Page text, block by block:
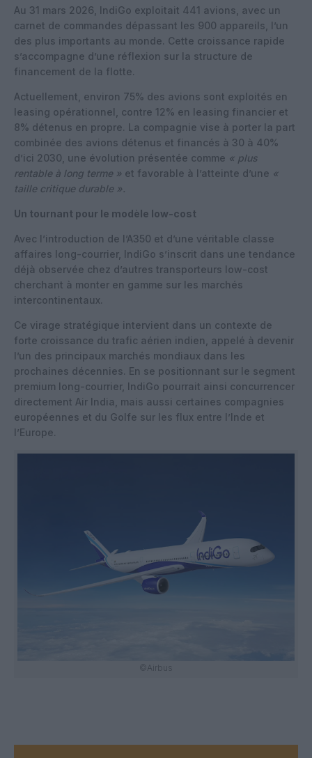
Au 31 mars 2026, IndiGo exploitait 441 avions, avec un
carnet de commandes dépassant les 900 appareils, l’un
des plus importants au monde. Cette croissance rapide
s’accompagne d’une réflexion sur la structure de
financement de la flotte.
Actuellement, environ 75% des avions sont exploités en
leasing opérationnel, contre 12% en leasing financier et
8% détenus en propre. La compagnie vise à porter la part
combinée des avions détenus et financés à 30 à 40%
d’ici 2030, une évolution présentée comme « plus
rentable à long terme » et favorable à l’atteinte d’une «
taille critique durable ».
Un tournant pour le modèle low-cost
Avec l’introduction de l’A350 et d’une véritable classe
affaires long-courrier, IndiGo s’inscrit dans une tendance
déjà observée chez d’autres transporteurs low-cost
cherchant à monter en gamme sur les marchés
intercontinentaux.
Ce virage stratégique intervient dans un contexte de
forte croissance du trafic aérien indien, appelé à devenir
l’un des principaux marchés mondiaux dans les
prochaines décennies. En se positionnant sur le segment
premium long-courrier, IndiGo pourrait ainsi concurrencer
directement Air India, mais aussi certaines compagnies
européennes et du Golfe sur les flux entre l’Inde et
l’Europe.
©Airbus